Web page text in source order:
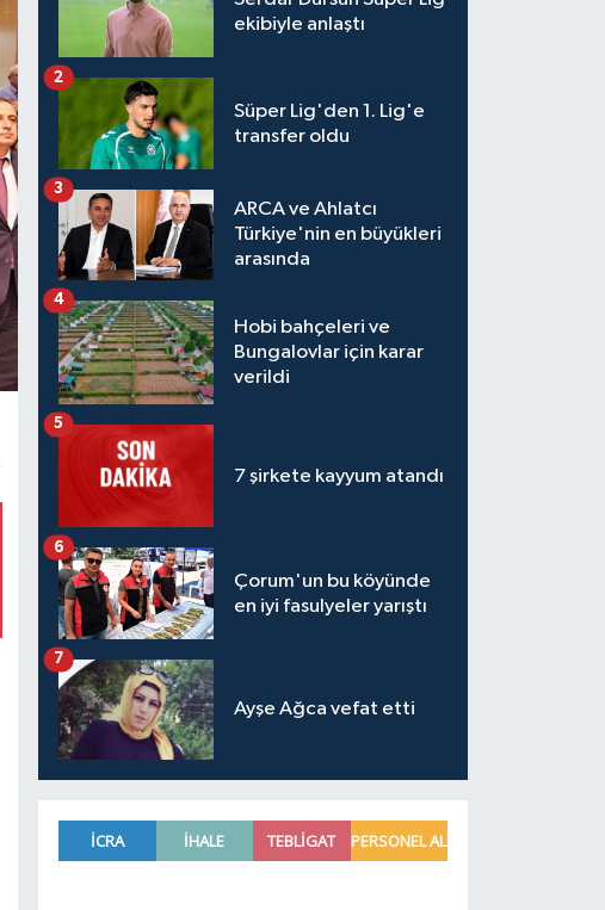
ekibiyle anlaştı
Süper Lig'den 1. Lig'e
transfer oldu
2
ARCA ve Ahlatcı
Türkiye'nin en büyükleri
arasında
3
Hobi bahçeleri ve
Bungalovlar için karar
verildi
4
7 şirkete kayyum atandı
5
Çorum'un bu köyünde
en iyi fasulyeler yarıştı
6
Ayşe Ağca vefat etti
7